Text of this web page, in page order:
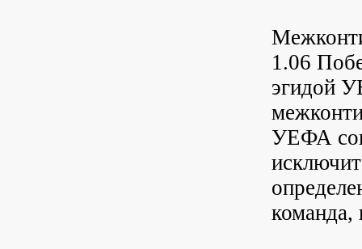
1.06
эгидой
УЕФА
команда,